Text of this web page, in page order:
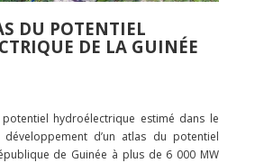
DU POTENTIEL
DE LA GUINÉE
potentiel hydroélectrique estimé dans le
d’un atlas du potentiel
de Guinée à plus de 6 000 MW